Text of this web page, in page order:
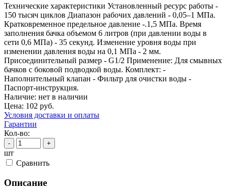
Технические характеристики Установленный ресурс работы -
150 тысяч циклов Диапазон рабочих давлений - 0,05–1 МПа.
Кратковременное предельное давление -.1,5 МПа. Время
заполнения бачка объемом 6 литров (при давлении воды в
сети 0,6 МПа) - 35 секунд. Изменение уровня воды при
изменении давления воды на 0,1 МПа - 2 мм.
Присоединительный размер - G1/2 Применение: Для смывных
бачков с боковой подводкой воды. Комплект: -
Наполнительный клапан - Фильтр для очистки воды -
Паспорт-инструкция.
Наличие: нет в наличии
Цена: 102 руб.
Условия доставки и оплаты
Гарантии
Кол-во:
- +
шт
Cравнить
Описание